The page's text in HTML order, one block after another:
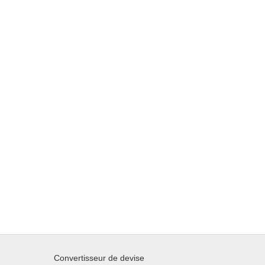
Convertisseur de devise